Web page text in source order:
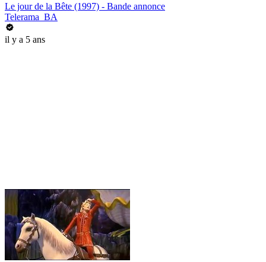
Le jour de la Bête (1997) - Bande annonce
Telerama_BA
il y a 5 ans